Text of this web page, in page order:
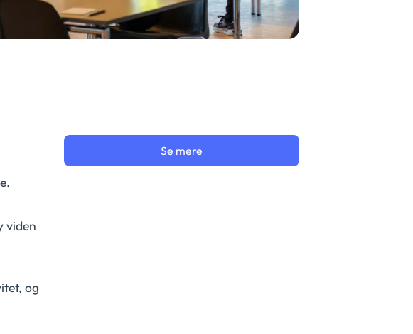
viden
og
Se mere